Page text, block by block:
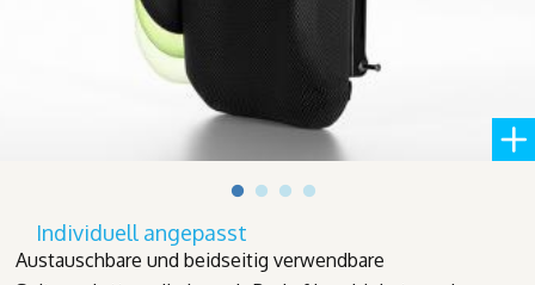
Individuell angepasst
Austauschbare und beidseitig verwendbare